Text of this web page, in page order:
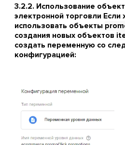
3.2.2. Использование
электронной торговли Если
использовать объекты
создания новых объектов
создать переменную со
конфигурацией: